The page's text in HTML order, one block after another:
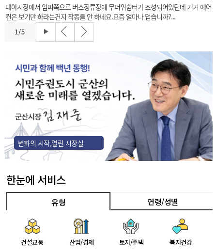
대야시장에서 임피쪽으로 버스정류장에 무더위쉼터가 조성되어있던데 거기 에어
컨은 보기만 하라는건지 작동을 안 하네요.요즘 얼마나 덥습니까?...
1 /5
변화의 시작,열린 시장실
한눈에 서비스
유형
건설교통 산업/경제 토지/주택 복지건강
연령/성별